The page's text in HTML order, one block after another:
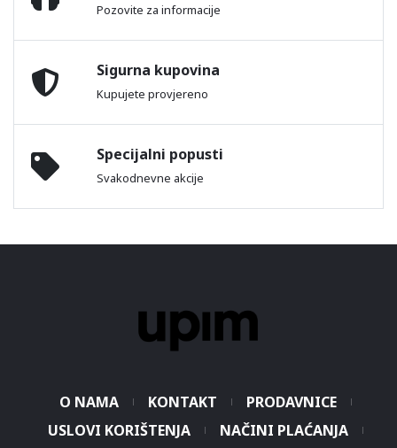
Pozovite za informacije
Sigurna kupovina
Kupujete provjereno
Specijalni popusti
Svakodnevne akcije
O NAMA KONTAKT
PRODAVNICE
USLOVI KORIŠTENJA
NAČINI PLAĆANJA